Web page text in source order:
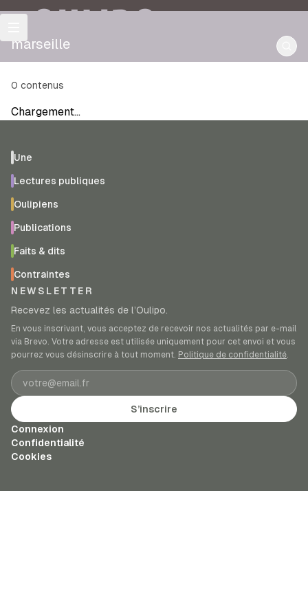
OULIPO
marseille
0 contenus
Chargement…
Une
Lectures publiques
Oulipiens
Publications
Faits & dits
Contraintes
NEWSLETTER
Recevez les actualités de l’Oulipo.
En vous inscrivant, vous acceptez de recevoir nos actualités par e-mail
via Brevo. Votre adresse est utilisée uniquement pour cet envoi et vous
pourrez vous désinscrire à tout moment. Politique de confidentialité.
Adresse e-mail
S’inscrire
Connexion
Confidentialité
Cookies